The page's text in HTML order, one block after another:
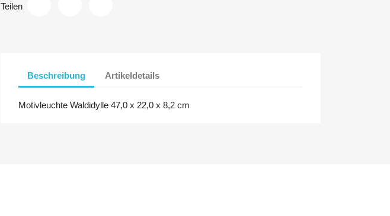
Teilen
Beschreibung Artikeldetails
Motivleuchte Waldidylle 47,0 x 22,0 x 8,2 cm